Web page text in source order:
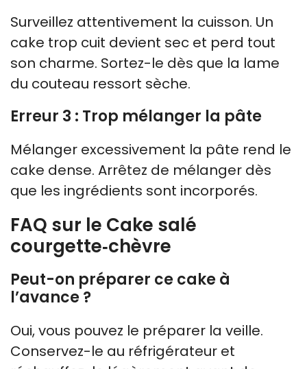
Surveillez attentivement la cuisson. Un
cake trop cuit devient sec et perd tout
son charme. Sortez-le dès que la lame
du couteau ressort sèche.
Erreur 3 : Trop mélanger la pâte
Mélanger excessivement la pâte rend le
cake dense. Arrêtez de mélanger dès
que les ingrédients sont incorporés.
FAQ sur le Cake salé
courgette‑chèvre
Peut-on préparer ce cake à
l’avance ?
Oui, vous pouvez le préparer la veille.
Conservez-le au réfrigérateur et